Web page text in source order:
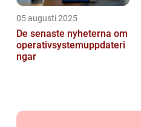
05 augusti 2025
De senaste nyheterna om
operativsystemuppdateri
ngar